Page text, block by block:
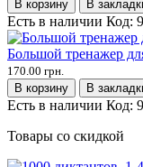
В корзину
В
Есть в наличии Код:
Большой тренажер
170.00 грн.
В корзину
В
Есть в наличии Код:
Товары со скидкой